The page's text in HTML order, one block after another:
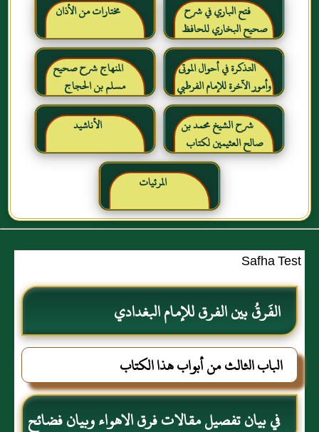
فتح الباري في شرح
صحيح البخاري للحافظ
ابن حجر العسقلاني
مختارات من الأذان
التذكرة في أحوال الموتى
وأمور الآخرة للإمام الفرطبي
رحمه الله
المنهاج شرح صحيح
مسلم بن الحجاج
شرح الشيخ محمد بن
صالح العثيمين لكتاب
رياض الصالحين للإمام
النووي رحمهم الله تعالى
الأناشيد
المرئيات
Safha Test
الفَرقُ بين الفرق للإمام البغدادي
الباب الثالث من أبواب هذا الكتاب
في بيان تفصيل مقالات فرق الاهواء وبيان فضائح